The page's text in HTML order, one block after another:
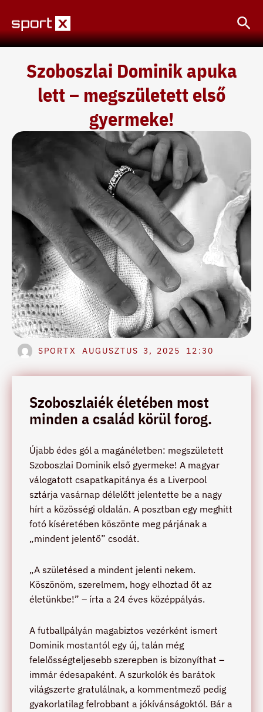
content
Szoboszlai Dominik apuka
lett – megszületett első
gyermeke!
SPORTX AUGUSZTUS 3, 2025 12:30
Szoboszlaiék életében most
minden a család körül forog.
Újabb édes gól a magánéletben: megszületett
Szoboszlai Dominik első gyermeke! A magyar
válogatott csapatkapitánya és a Liverpool
sztárja vasárnap délelőtt jelentette be a nagy
hírt a közösségi oldalán. A posztban egy meghitt
fotó kíséretében köszönte meg párjának a
„mindent jelentő” csodát.
„A születésed a mindent jelenti nekem.
Köszönöm, szerelmem, hogy elhoztad őt az
életünkbe!” – írta a 24 éves középpályás.
A futballpályán magabiztos vezérként ismert
Dominik mostantól egy új, talán még
felelősségteljesebb szerepben is bizonyíthat –
immár édesapaként. A szurkolók és barátok
világszerte gratulálnak, a kommentmező pedig
gyakorlatilag felrobbant a jókívánságoktól. Bár a